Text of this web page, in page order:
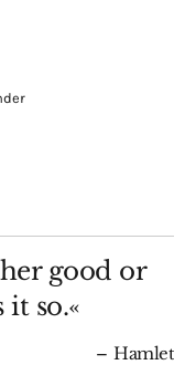
good or
so.«
Hamlet